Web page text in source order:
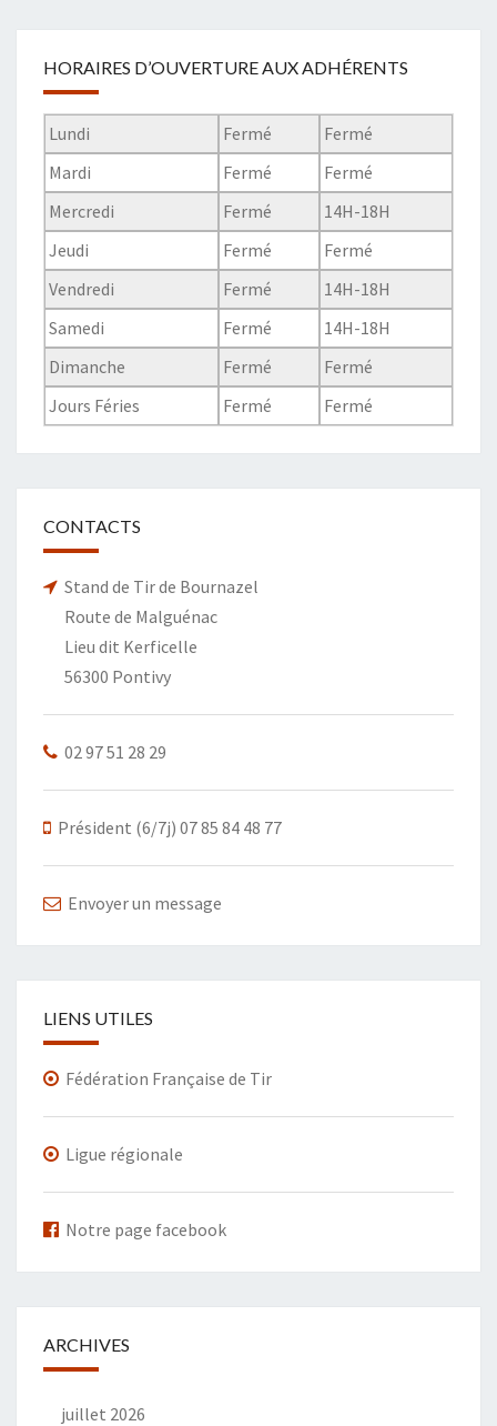
HORAIRES D’OUVERTURE AUX ADHÉRENTS
Lundi Fermé
Fermé
Mardi
Fermé
Fermé
Mercredi
Fermé
14H-18H
Jeudi
Fermé
Fermé
Vendredi
Fermé
14H-18H
Samedi
Fermé
14H-18H
Dimanche
Fermé
Fermé
Jours Féries
Fermé Fermé
CONTACTS
Stand de Tir de Bournazel
Route de Malguénac
Lieu dit Kerficelle
56300 Pontivy
02 97 51 28 29
Président (6/7j) 07 85 84 48 77
Envoyer un message
LIENS UTILES
Fédération Française de Tir
Ligue régionale
Notre page facebook
ARCHIVES
juillet 2026